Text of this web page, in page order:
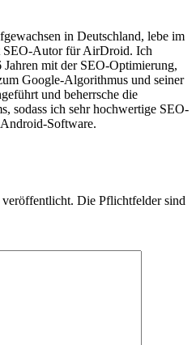
in Deutschland, lebe im
SEO-Autor für AirDroid. Ich
Jahren mit der SEO-Optimierung,
Google-Algorithmus und seiner
und beherrsche die
sodass ich sehr hochwertige SEO-
Software.
Die Pflichtfelder sind